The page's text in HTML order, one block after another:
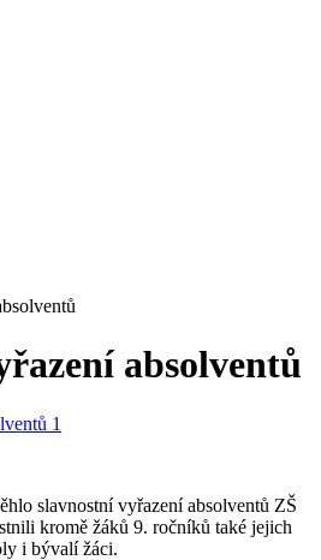
absolventů
slavnostní vyřazení absolventů ZŠ
kromě žáků 9. ročníků také jejich
i bývalí žáci.